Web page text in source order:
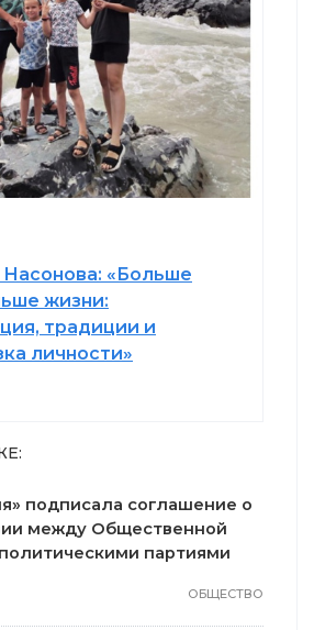
Насонова: «Больше
жизни:
традиции и
личности»
подписала соглашение о
между Общественной
партиями
ОБЩЕСТВО